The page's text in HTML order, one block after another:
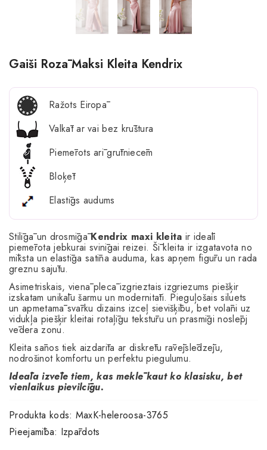
Gaiši Rozā Maksi Kleita Kendrix
Ražots Eiropā
Valkāt ar vai bez krūštura
Piemērots arī grūtniecēm
Bloķēt
Elastīgs audums
Stilīgā un drosmīgāKendrix maxi kleita ir ideāli
piemērota jebkurai svinīgai reizei. Šī kleita ir izgatavota no
mīksta un elastīga satīna auduma, kas apņem figūru un rada
greznu sajūtu.
Asimetriskais, vienā plecā izgrieztais izgriezums piešķir
izskatam unikālu šarmu un modernitāti. Pieguļošais siluets
un apmetamā svārku dizains izceļ sievišķību, bet volāni uz
vidukļa piešķir kleitai rotaļīgu tekstūru un prasmīgi noslēpj
vēdera zonu.
Kleita sānos tiek aizdarīta ar diskrētu rāvējslēdzēju,
nodrošinot komfortu un perfektu piegulumu.
Ideāla izvēle tiem, kas meklē kaut ko klasisku, bet
vienlaikus pievilcīgu.
Produkta kods: MaxK-heleroosa-3765
Pieejamība: Izpārdots